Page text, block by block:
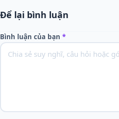
Để lại bình luận
Bình luận của bạn *